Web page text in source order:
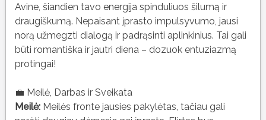
Avine, šiandien tavo energija spinduliuos šilumą ir
draugiškumą. Nepaisant įprasto impulsyvumo, jausi
norą užmegzti dialogą ir padrąsinti aplinkinius. Tai gali
būti romantiška ir jautri diena – dozuok entuziazmą
protingai!
💼 Meilė, Darbas ir Sveikata
Meilė:Meilės fronte jausies pakylėtas, tačiau gali